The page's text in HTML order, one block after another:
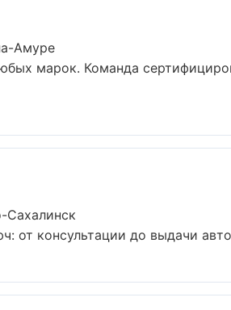
Амуре
марок. Команда
Сахалинск
от консультации до выдачи